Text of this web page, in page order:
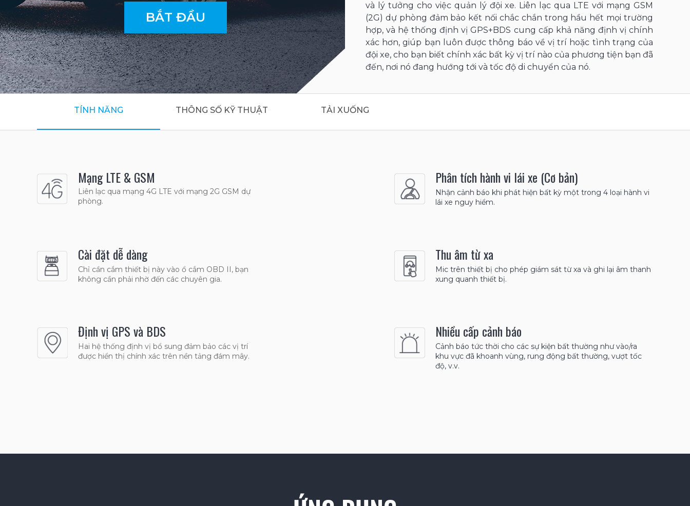
BẮT ĐẦU
và lý tưởng cho việc quản lý đội xe. Liên lạc qua LTE với mạng GSM
(2G) dự phòng đảm bảo kết nối chắc chắn trong hầu hết mọi trường
hợp, và hệ thống định vị GPS+BDS cung cấp khả năng định vị chính
xác hơn, giúp bạn luôn được thông báo về vị trí hoặc tình trạng của
đội xe, cho bạn biết chính xác bất kỳ vị trí nào của phương tiện bạn đã
đến, nơi nó đang hướng tới và tốc độ di chuyển của nó.
TÍNH NĂNG THÔNG SỐ KỸ THUẬT TẢI XUỐNG
Mạng LTE & GSM
Liên lạc qua mạng 4G LTE với mạng 2G GSM dự
phòng.
Phân tích hành vi lái xe (Cơ bản)
Nhận cảnh báo khi phát hiện bất kỳ một trong 4 loại hành vi
lái xe nguy hiểm.
Cài đặt dễ dàng
Chỉ cần cắm thiết bị này vào ổ cắm OBD II, bạn
không cần phải nhờ đến các chuyên gia.
Thu âm từ xa
Mic trên thiết bị cho phép giám sát từ xa và ghi lại âm thanh
xung quanh thiết bị.
Định vị GPS và BDS
Hai hệ thống định vị bổ sung đảm bảo các vị trí
được hiển thị chính xác trên nền tảng đám mây.
Nhiều cấp cảnh báo
Cảnh báo tức thời cho các sự kiện bất thường như vào/ra
khu vực đã khoanh vùng, rung động bất thường, vượt tốc
độ, v.v.